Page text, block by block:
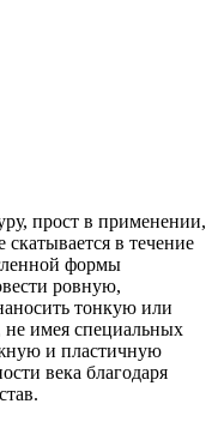
прост в применении,
в течение
формы
ровную,
тонкую или
имея специальных
и пластичную
века благодаря